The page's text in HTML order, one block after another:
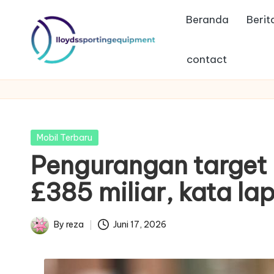
ll
o
y
d
s
s
p
o
Beranda
contact
Posted
Mobil Terbaru
Pengurangan
£385 miliar, kata
Posted
By reza Juni 17, 2026